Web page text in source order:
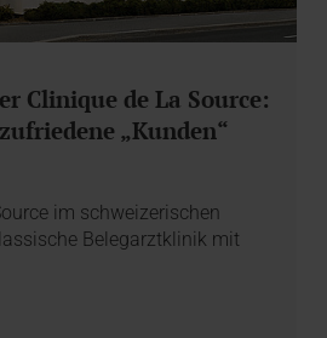
Clinique de La Source:
„Kunden“
im schweizerischen
Belegarztklinik mit